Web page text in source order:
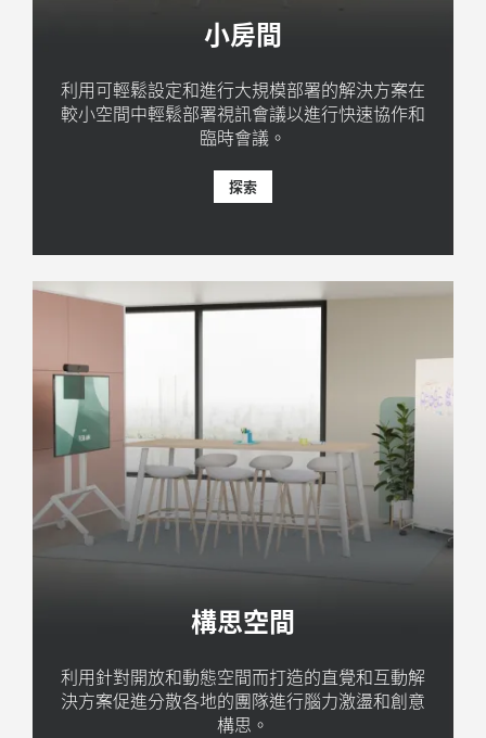
小房間
利用可輕鬆設定和進行大規模部署的解決方案在
較小空間中輕鬆部署視訊會議以進行快速協作和
臨時會議。
探索
構思空間
利用針對開放和動態空間而打造的直覺和互動解
決方案促進分散各地的團隊進行腦力激盪和創意
構思。